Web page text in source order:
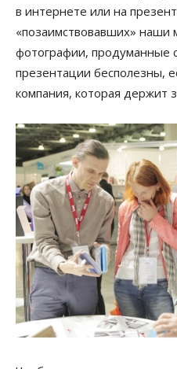
в интернете или на
«позаимствовавших»
фотографии, продуманные
презентации бесполезны,
компания, которая держит